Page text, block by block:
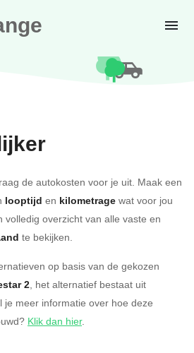
de autokosten voor je uit. Maak een
looptijd en kilometrage wat voor jou
volledig overzicht van alle vaste en
te bekijken.
op basis van de gekozen
2, het alternatief bestaat uit
je meer informatie over hoe deze
Klik dan hier.